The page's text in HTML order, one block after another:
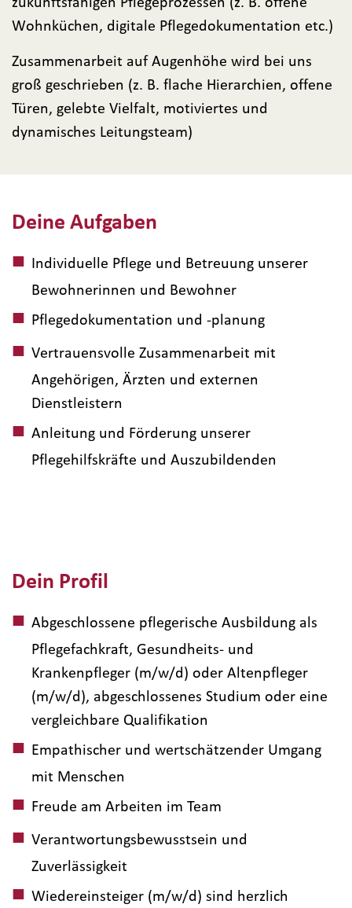
Deine Aufgaben
Individuelle Pflege und Betreuung unserer
Bewohnerinnen und Bewohner
Pflegedokumentation und -planung
Vertrauensvolle Zusammenarbeit mit
Angehörigen, Ärzten und externen
Dienstleistern
Anleitung und Förderung unserer
Pflegehilfskräfte und Auszubildenden
Dein Profil
Abgeschlossene pflegerische Ausbildung als
Pflegefachkraft, Gesundheits- und
Krankenpfleger (m/w/d) oder Altenpfleger
(m/w/d), abgeschlossenes Studium oder eine
vergleichbare Qualifikation
Empathischer und wertschätzender Umgang
mit Menschen
Freude am Arbeiten im Team
Verantwortungsbewusstsein und
Zuverlässigkeit
Wiedereinsteiger (m/w/d) sind herzlich
Wohnküchen, digitale Pflegedokumentation etc.)
Zusammenarbeit auf Augenhöhe wird bei uns
groß geschrieben (z. B. flache Hierarchien, offene
Türen, gelebte Vielfalt, motiviertes und
dynamisches Leitungsteam)